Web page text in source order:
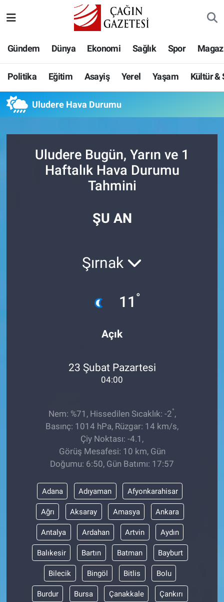
Gündem Dünya Ekonomi Sağlık Spor
Politika Eğitim Asayiş Yerel Yaşam Kültür &
Uludere Hava Durumu
Uludere Bugün, Yarın ve 1
Haftalık Hava Durumu
Tahmini
ŞU AN
Şırnak
11 °
Açık
23 Şubat Pazartesi
04:00
Nem: %71, Hissedilen Sıcaklık: -2°,
Basınç: 1014 hPa, Rüzgar: 14 km/s,
Çiy Noktası: -4.1,
Görüş Mesafesi: 10 km, Gün
Doğumu: 6:50, Gün Batımı: 17:57
Adana Adıyaman Afyonkarahisar
Ağrı Aksaray Amasya Ankara
Antalya Ardahan Artvin Aydın
Balıkesir Bartın Batman Bayburt
Bilecik Bingöl Bitlis Bolu
Burdur Bursa Çanakkale Çankırı
Eğitim
Asayiş
Yerel
Kültür & Sanat
Hava Durumu
Namaz Vakitleri
Trafik Durumu
Tüm Manşetler
Son Dakika Haberleri